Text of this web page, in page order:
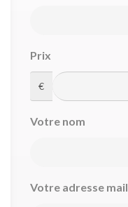
Prix
€
Votre nom
Votre adresse mail